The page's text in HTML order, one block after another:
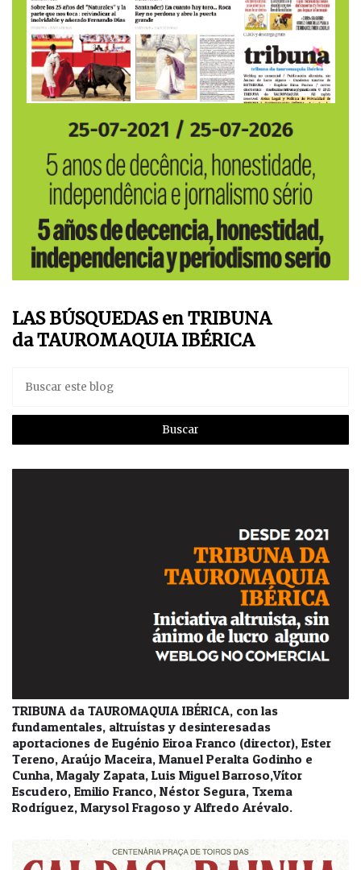
LAS BÚSQUEDAS en TRIBUNA
da TAUROMAQUIA IBÉRICA
TRIBUNA da TAUROMAQUIA IBÉRICA, con las
fundamentales, altruístas y desinteresadas
aportaciones de Eugénio Eiroa Franco (director), Ester
Tereno, Araújo Maceira, Manuel Peralta Godinho e
Cunha, Magaly Zapata, Luis Miguel Barroso,Vítor
Escudero, Emilio Franco, Néstor Segura, Txema
Rodríguez, Marysol Fragoso y Alfredo Arévalo.